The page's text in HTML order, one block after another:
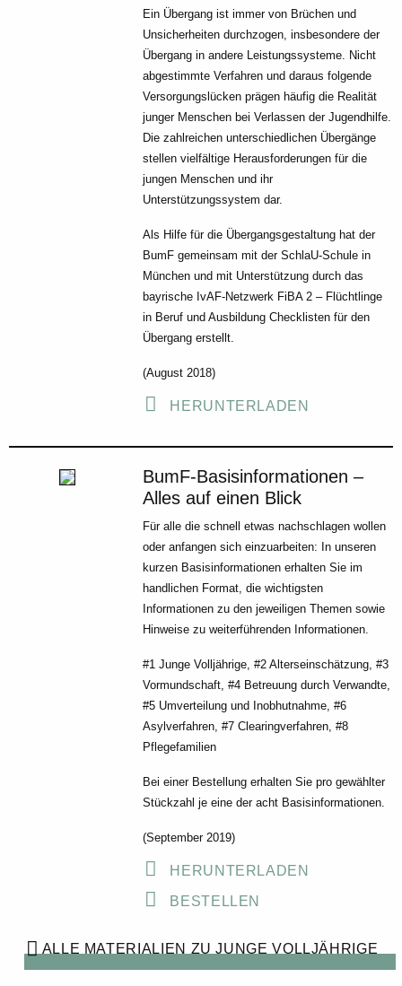
Ein Übergang ist immer von Brüchen und
Unsicherheiten durchzogen, insbesondere der
Übergang in andere Leistungssysteme. Nicht
abgestimmte Verfahren und daraus folgende
Versorgungslücken prägen häufig die Realität
junger Menschen bei Verlassen der Jugendhilfe.
Die zahlreichen unterschiedlichen Übergänge
stellen vielfältige Herausforderungen für die
jungen Menschen und ihr
Unterstützungssystem dar.
Als Hilfe für die Übergangsgestaltung hat der
BumF gemeinsam mit der SchlaU-Schule in
München und mit Unterstützung durch das
bayrische IvAF-Netzwerk FiBA 2 – Flüchtlinge
in Beruf und Ausbildung Checklisten für den
Übergang erstellt.
(August 2018)
HERUNTERLADEN
BumF-Basisinformationen –
Alles auf einen Blick
Für alle die schnell etwas nachschlagen wollen
oder anfangen sich einzuarbeiten: In unseren
kurzen Basisinformationen erhalten Sie im
handlichen Format, die wichtigsten
Informationen zu den jeweiligen Themen sowie
Hinweise zu weiterführenden Informationen.
#1 Junge Volljährige, #2 Alterseinschätzung, #3
Vormundschaft, #4 Betreuung durch Verwandte,
#5 Umverteilung und Inobhutnahme, #6
Asylverfahren, #7 Clearingverfahren, #8
Pflegefamilien
Bei einer Bestellung erhalten Sie pro gewählter
Stückzahl je eine der acht Basisinformationen.
(September 2019)
HERUNTERLADEN
BESTELLEN
ALLE MATERIALIEN ZU JUNGE VOLLJÄHRIGE